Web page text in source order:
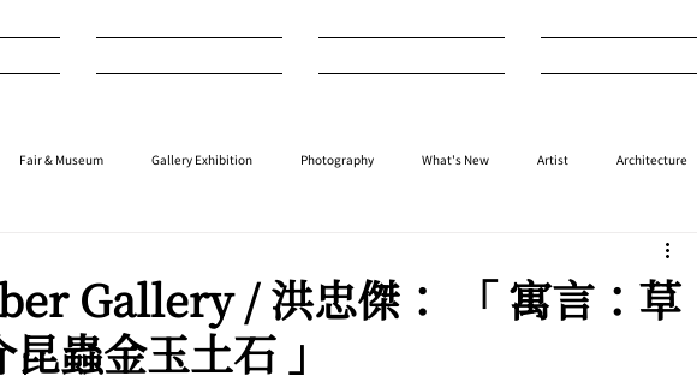
Fair & Museum Gallery Exhibition Photography What's New Artist Architecture
Auction
Gallery / 洪忠傑： 「 寓言：草
蟲金玉土石 」